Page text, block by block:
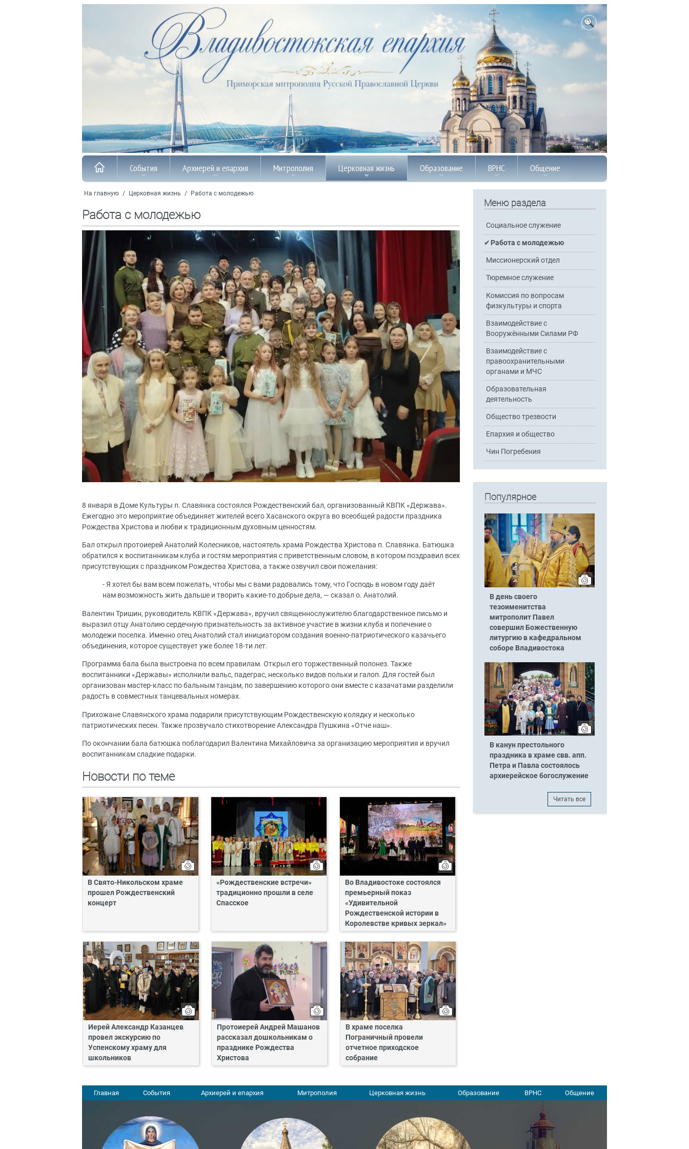
События Архиерей и епархия Митрополия Церковная жизнь Образование ВРНС Общение
На главную / Церковная жизнь / Работа с молодежью
Работа с молодежью
8 января в Доме Культуры п. Славянка состоялся Рождественский бал, организованный КВПК «Держава».
Ежегодно это мероприятие объединяет жителей всего Хасанского округа во всеобщей радости праздника
Рождества Христова и любви к традиционным духовным ценностям.
Бал открыл протоиерей Анатолий Колесников, настоятель храма Рождества Христова п. Славянка. Батюшка
обратился к воспитанникам клуба и гостям мероприятия с приветственным словом, в котором поздравил всех
присутствующих с праздником Рождества Христова, а также озвучил свои пожелания:
- Я хотел бы вам всем пожелать, чтобы мы с вами радовались тому, что Господь в новом году даёт
нам возможность жить дальше и творить какие-то добрые дела, — сказал о. Анатолий.
Валентин Тришин, руководитель КВПК «Держава», вручил священнослужителю благодарственное письмо и
выразил отцу Анатолию сердечную признательность за активное участие в жизни клуба и попечение о
молодежи поселка. Именно отец Анатолий стал инициатором создания военно-патриотического казачьего
объединения, которое существует уже более 18-ти лет.
Программа бала была выстроена по всем правилам. Открыл его торжественный полонез. Также
воспитанники «Державы» исполнили вальс, падеграс, несколько видов польки и галоп. Для гостей был
организован мастер-класс по бальным танцам, по завершению которого они вместе с казачатами разделили
радость в совместных танцевальных номерах.
Прихожане Славянского храма подарили присутствующим Рождественскую колядку и несколько
патриотических песен. Также прозвучало стихотворение Александра Пушкина «Отче наш».
По окончании бала батюшка поблагодарил Валентина Михайловича за организацию мероприятия и вручил
воспитанникам сладкие подарки.
Новости по теме
В Свято-Никольском храме
прошел Рождественский
концерт
«Рождественские встречи»
традиционно прошли в селе
Спасское
Во Владивостоке состоялся
премьерный показ
«Удивительной
Рождественской истории в
Королевстве кривых зеркал»
Иерей Александр Казанцев
провел экскурсию по
Успенскому храму для
школьников
Протоиерей Андрей Машанов
рассказал дошкольникам о
празднике Рождества
Христова
В храме поселка
Пограничный провели
отчетное приходское
собрание
Меню раздела
Социальное служение
Работа с молодежью
Миссионерский отдел
Тюремное служение
Комиссия по вопросам
физкультуры и спорта
Взаимодействие с
Вооружёнными Силами РФ
Взаимодействие с
правоохранительными
органами и МЧС
Образовательная
деятельность
Общество трезвости
Епархия и общество
Чин Погребения
Популярное
В день своего
тезоименитства
митрополит Павел
совершил Божественную
литургию в кафедральном
соборе Владивостока
В канун престольного
праздника в храме свв. апп.
Петра и Павла состоялось
архиерейское богослужение
Читать все
Главная События Архиерей и епархия Митрополия Церковная жизнь Образование ВРНС Общение